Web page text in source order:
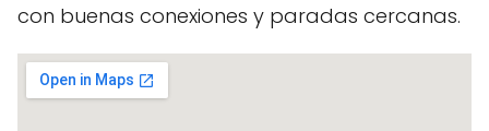
con buenas conexiones y paradas cercanas.